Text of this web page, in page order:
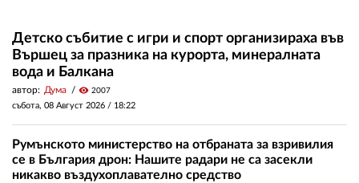
Детско събитие с игри и спорт организираха във
Вършец за празника на курорта, минералната
вода и Балкана
автор: Дума visibility 2007
събота, 08 Август 2026 / 18:22
Румънското министерство на отбраната за взривилия
се в България дрон: Нашите радари не са засекли
никакво въздухоплавателно средство